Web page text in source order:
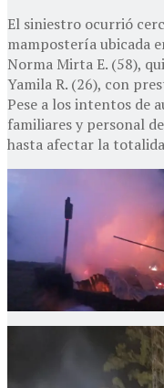
El siniestro ocurrió
mampostería ubicada
Norma Mirta E. (58),
Yamila R. (26), con
Pese a los intentos de
familiares y personal
hasta afectar la